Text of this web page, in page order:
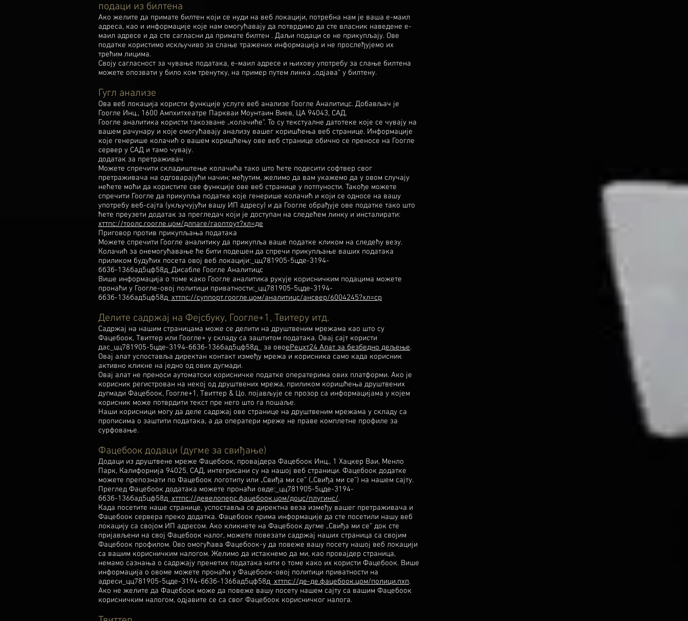
подаци из билтена
Ако желите да примате билтен који се нуди на веб локацији, потребна нам је ваша е-маил
адреса, као и информације које нам омогућавају да потврдимо да сте власник наведене е-
маил адресе и да сте сагласни да примате билтен . Даљи подаци се не прикупљају. Ове
податке користимо искључиво за слање тражених информација и не прослеђујемо их
трећим лицима.
Своју сагласност за чување података, е-маил адресе и њихову употребу за слање билтена
можете опозвати у било ком тренутку, на пример путем линка „одјава“ у билтену.
Гугл анализе
Ова веб локација користи функције услуге веб анализе Гоогле Аналитицс. Добављач је
Гоогле Инц., 1600 Ампхитхеатре Паркваи Моунтаин Виев, ЦА 94043, САД.
Гоогле аналитика користи такозване „колачиће“. То су текстуалне датотеке које се чувају на
вашем рачунару и које омогућавају анализу вашег коришћења веб странице. Информације
које генерише колачић о вашем коришћењу ове веб странице обично се преносе на Гоогле
сервер у САД и тамо чувају.
додатак за претраживач
Можете спречити складиштење колачића тако што ћете подесити софтвер свог
претраживача на одговарајући начин; међутим, желимо да вам укажемо да у овом случају
нећете моћи да користите све функције ове веб странице у потпуности. Такође можете
спречити Гоогле да прикупља податке које генерише колачић и који се односе на вашу
употребу веб-сајта (укључујући вашу ИП адресу) и да Гоогле обрађује ове податке тако што
ћете преузети додатак за прегледач који је доступан на следећем линку и инсталирати:
хттпс://тоолс.гоогле.цом/длпаге/гаоптоут?хл=де
Приговор против прикупљања података
Можете спречити Гоогле аналитику да прикупља ваше податке кликом на следећу везу.
Колачић за онемогућавање ће бити подешен да спречи прикупљање ваших података
приликом будућих посета овој веб локацији:_цц781905-5цде-3194-
бб3б-136бад5цф58д_Дисабле Гоогле Аналитицс
Више информација о томе како Гоогле аналитика рукује корисничким подацима можете
пронаћи у Гоогле-овој политици приватности:_цц781905-5цде-3194-
бб3б-136бад5цф58д_ хттпс://суппорт.гоогле.цом/аналитицс/ансвер/6004245?хл=ср
Делите садржај на Фејсбуку, Гоогле+1, Твитеру итд.
Садржај на нашим страницама може се делити на друштвеним мрежама као што су
Фацебоок, Твиттер или Гоогле+ у складу са заштитом података. Овај сајт користи
дас_цц781905-5цде-3194-бб3б-136бад5цф58д_ за овоеРецхт24 Алат за безбедно дељење.
Овај алат успоставља директан контакт између мрежа и корисника само када корисник
активно кликне на једно од ових дугмади.
Овај алат не преноси аутоматски корисничке податке оператерима ових платформи. Ако је
корисник регистрован на некој од друштвених мрежа, приликом коришћења друштвених
дугмади Фацебоок, Гоогле+1, Твиттер & Цо. појављује се прозор са информацијама у којем
корисник може потврдити текст пре него што га пошаље.
Наши корисници могу да деле садржај ове странице на друштвеним мрежама у складу са
прописима о заштити података, а да оператери мреже не праве комплетне профиле за
сурфовање.
Фацебоок додаци (дугме за свиђање)
Додаци из друштвене мреже Фацебоок, провајдера Фацебоок Инц., 1 Хацкер Ваи, Менло
Парк, Калифорнија 94025, САД, интегрисани су на нашој веб страници. Фацебоок додатке
можете препознати по Фацебоок логотипу или „Свиђа ми се“ („Свиђа ми се“) на нашем сајту.
Преглед Фацебоок додатака можете пронаћи овде:_цц781905-5цде-3194-
бб3б-136бад5цф58д_ хттпс://девелоперс.фацебоок.цом/доцс/плугинс/.
Када посетите наше странице, успоставља се директна веза између вашег претраживача и
Фацебоок сервера преко додатка. Фацебоок прима информације да сте посетили нашу веб
локацију са својом ИП адресом. Ако кликнете на Фацебоок дугме „Свиђа ми се“ док сте
пријављени на свој Фацебоок налог, можете повезати садржај наших страница са својим
Фацебоок профилом. Ово омогућава Фацебоок-у да повеже вашу посету нашој веб локацији
са вашим корисничким налогом. Желимо да истакнемо да ми, као провајдер страница,
немамо сазнања о садржају пренетих података нити о томе како их користи Фацебоок. Више
информација о овоме можете пронаћи у Фацебоок-овој политици приватности на
адреси_цц781905-5цде-3194-бб3б-136бад5цф58д_ хттпс://де-де.фацебоок.цом/полици.пхп.
Ако не желите да Фацебоок може да повеже вашу посету нашем сајту са вашим Фацебоок
корисничким налогом, одјавите се са свог Фацебоок корисничког налога.